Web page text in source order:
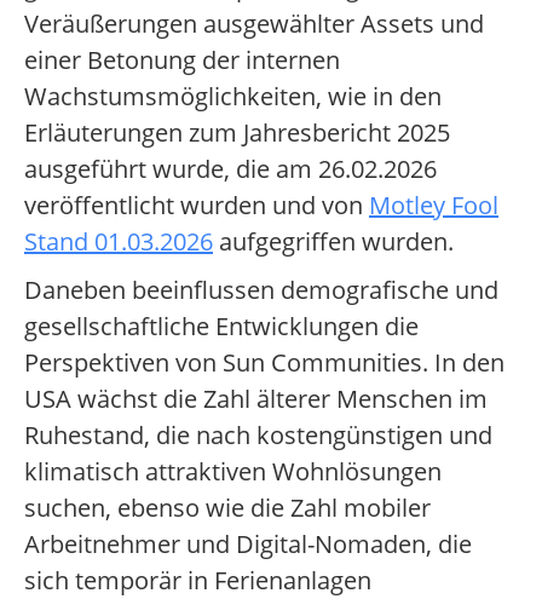
Veräußerungen ausgewählter Assets und
einer Betonung der internen
Wachstumsmöglichkeiten, wie in den
Erläuterungen zum Jahresbericht 2025
ausgeführt wurde, die am 26.02.2026
veröffentlicht wurden und von Motley Fool
Stand 01.03.2026 aufgegriffen wurden.
Daneben beeinflussen demografische und
gesellschaftliche Entwicklungen die
Perspektiven von Sun Communities. In den
USA wächst die Zahl älterer Menschen im
Ruhestand, die nach kostengünstigen und
klimatisch attraktiven Wohnlösungen
suchen, ebenso wie die Zahl mobiler
Arbeitnehmer und Digital-Nomaden, die
sich temporär in Ferienanlagen